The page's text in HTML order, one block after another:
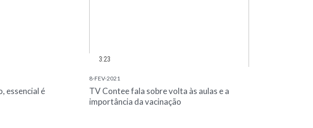
essencial é
3:23
8-FEV-2021
TV Contee fala sobre volta às aulas e a
importância da vacinação